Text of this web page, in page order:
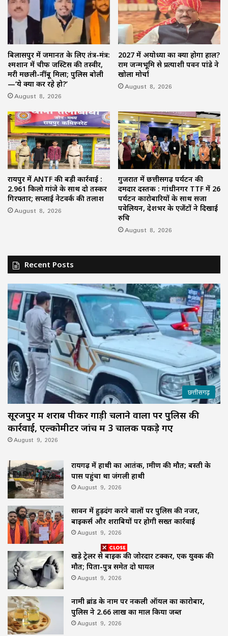
बिलासपुर में जमानत के लिए तंत्र-मंत्र:
श्मशान में चीफ जस्टिस की तस्वीर,
मरी मछली-नींबू मिला; पुलिस बोली
—‘ये क्या कर रहे हो?’
August 8, 2026
2027 में अयोध्या का क्या होगा हाल?
राम जन्मभूमि से प्रत्याशी पवन पांडे ने
खोला मोर्चा
August 8, 2026
रायपुर में ANTF की बड़ी कार्रवाई :
2.961 किलो गांजे के साथ दो तस्कर
गिरफ्तार; सप्लाई नेटवर्क की तलाश
August 8, 2026
गुजरात में छत्तीसगढ़ पर्यटन की
दमदार दस्तक : गांधीनगर TTF में 26
पर्यटन कारोबारियों के साथ सजा
पवेलियन, देशभर के एजेंटों ने दिखाई
रुचि
August 8, 2026
Recent Posts
छत्तीसगढ़
सूरजपुर में शराब पीकर गाड़ी चलाने वालों पर पुलिस की
कार्रवाई, एल्कोमीटर जांच में 3 चालक पकड़े गए
August 9, 2026
रायगढ़ में हाथी का आतंक, ग्रामीण की मौत; बस्ती के
पास पहुंचा था जंगली हाथी
August 9, 2026
सावन में हुड़दंग करने वालों पर पुलिस की नजर,
बाइकर्स और शराबियों पर होगी सख्त कार्रवाई
August 9, 2026
खड़े ट्रेलर से बाइक की जोरदार टक्कर, एक युवक की
मौत; पिता-पुत्र समेत दो घायल
August 9, 2026
नामी ब्रांड के नाम पर नकली ऑयल का कारोबार,
पुलिस ने 2.66 लाख का माल किया जब्त
August 9, 2026